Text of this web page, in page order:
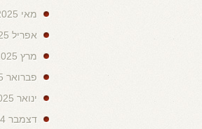
מאי 2025
אפריל 2025
מרץ 2025
פברואר 2025
ינואר 2025
דצמבר 2024